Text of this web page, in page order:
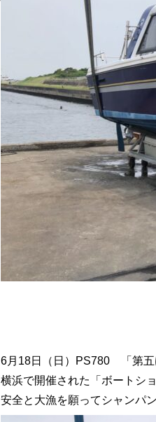
6月18日（日）PS780 「第五
横浜で開催された「ボートシ
安全と大漁を願ってシャンパ